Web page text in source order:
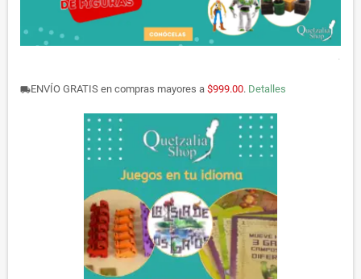
.
local_shippingENVÍO GRATIS en compras mayores a $999.00. Detalles